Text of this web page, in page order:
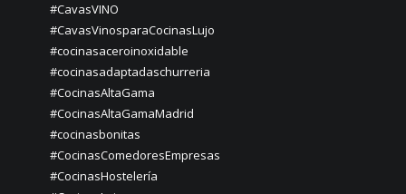
#CavasVINO
#CavasVinosparaCocinasLujo
#cocinasaceroinoxidable
#cocinasadaptadaschurreria
#CocinasAltaGama
#CocinasAltaGamaMadrid
#cocinasbonitas
#CocinasComedoresEmpresas
#CocinasHostelería